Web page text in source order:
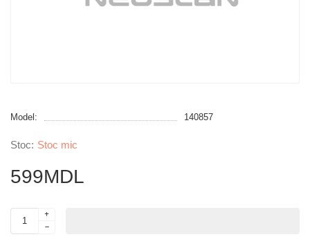
Model: 140857
Stoc mic
599MDL